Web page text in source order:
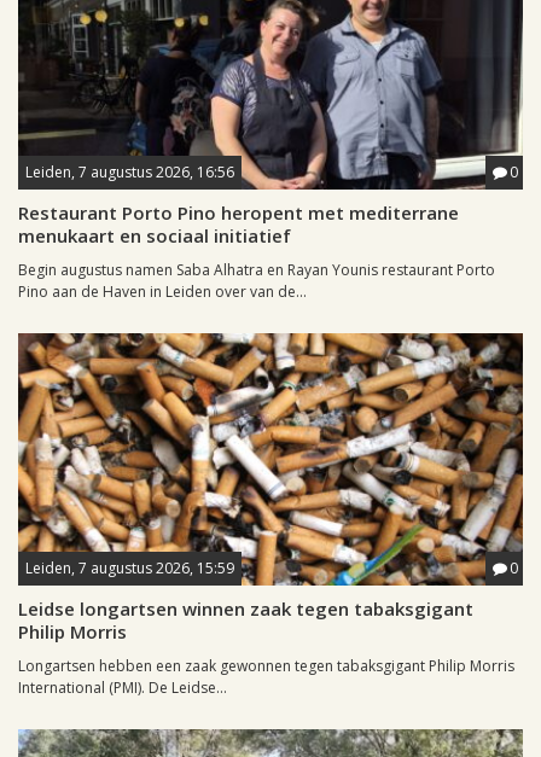
Leiden, 7 augustus 2026, 16:56 0
Restaurant Porto Pino heropent met mediterrane
menukaart en sociaal initiatief
Begin augustus namen Saba Alhatra en Rayan Younis restaurant Porto
Pino aan de Haven in Leiden over van de...
Leiden, 7 augustus 2026, 15:59 0
Leidse longartsen winnen zaak tegen tabaksgigant
Philip Morris
Longartsen hebben een zaak gewonnen tegen tabaksgigant Philip Morris
International (PMI). De Leidse...